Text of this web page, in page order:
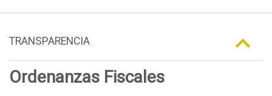
TRANSPARENCIA
Ordenanzas Fiscales